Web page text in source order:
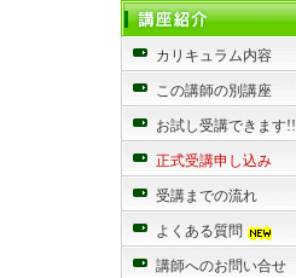
カリキュラム内容
この講師の別講座
お試し受講できます!!
正式受講申し込み
受講までの流れ
よくある質問
講師へのお問い合せ